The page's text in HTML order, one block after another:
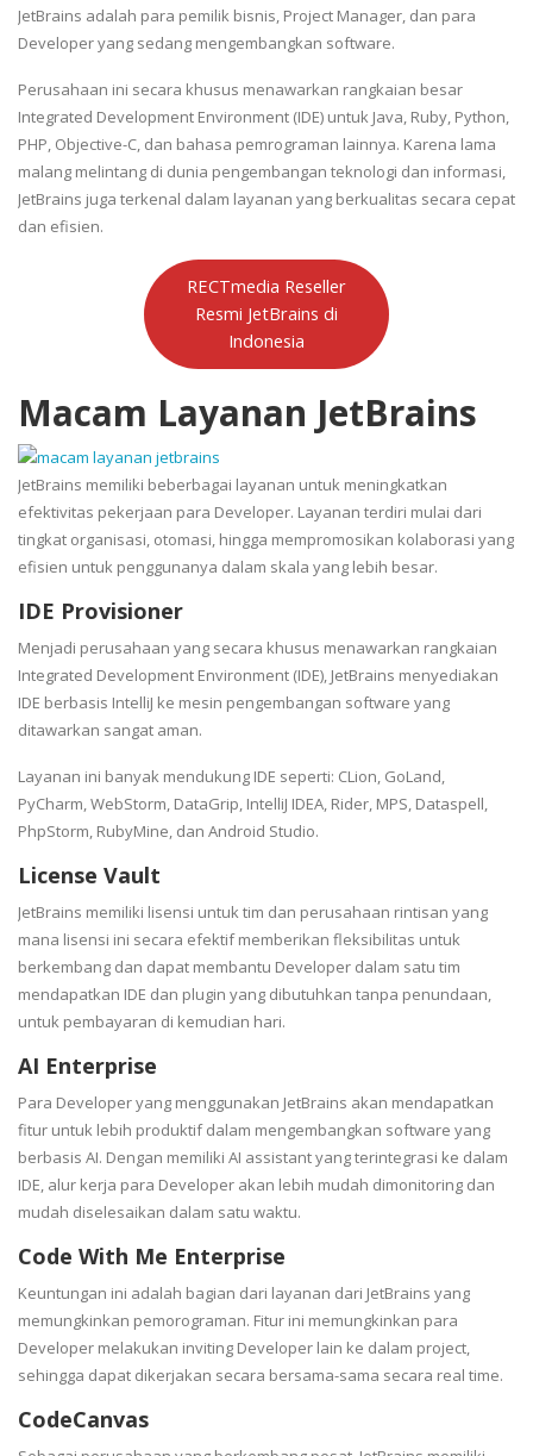
JetBrains adalah para pemilik bisnis, Project Manager, dan para
Developer yang sedang mengembangkan software.
Perusahaan ini secara khusus menawarkan rangkaian besar
Integrated Development Environment (IDE) untuk Java, Ruby, Python,
PHP, Objective-C, dan bahasa pemrograman lainnya. Karena lama
malang melintang di dunia pengembangan teknologi dan informasi,
JetBrains juga terkenal dalam layanan yang berkualitas secara cepat
dan efisien.
RECTmedia Reseller
Resmi JetBrains di
Indonesia
Macam Layanan JetBrains
JetBrains memiliki beberbagai layanan untuk meningkatkan
efektivitas pekerjaan para Developer. Layanan terdiri mulai dari
tingkat organisasi, otomasi, hingga mempromosikan kolaborasi yang
efisien untuk penggunanya dalam skala yang lebih besar.
IDE Provisioner
Menjadi perusahaan yang secara khusus menawarkan rangkaian
Integrated Development Environment (IDE), JetBrains menyediakan
IDE berbasis IntelliJ ke mesin pengembangan software yang
ditawarkan sangat aman.
Layanan ini banyak mendukung IDE seperti: CLion, GoLand,
PyCharm, WebStorm, DataGrip, IntelliJ IDEA, Rider, MPS, Dataspell,
PhpStorm, RubyMine, dan Android Studio.
License Vault
JetBrains memiliki lisensi untuk tim dan perusahaan rintisan yang
mana lisensi ini secara efektif memberikan fleksibilitas untuk
berkembang dan dapat membantu Developer dalam satu tim
mendapatkan IDE dan plugin yang dibutuhkan tanpa penundaan,
untuk pembayaran di kemudian hari.
AI Enterprise
Para Developer yang menggunakan JetBrains akan mendapatkan
fitur untuk lebih produktif dalam mengembangkan software yang
berbasis AI. Dengan memiliki AI assistant yang terintegrasi ke dalam
IDE, alur kerja para Developer akan lebih mudah dimonitoring dan
mudah diselesaikan dalam satu waktu.
Code With Me Enterprise
Keuntungan ini adalah bagian dari layanan dari JetBrains yang
memungkinkan pemorograman. Fitur ini memungkinkan para
Developer melakukan inviting Developer lain ke dalam project,
sehingga dapat dikerjakan secara bersama-sama secara real time.
CodeCanvas